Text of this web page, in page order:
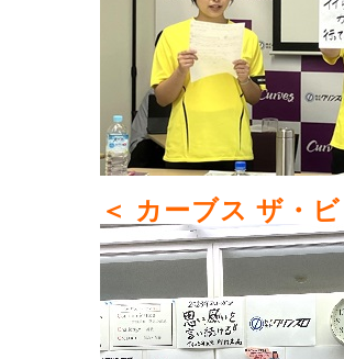
＜ カーブス ザ・